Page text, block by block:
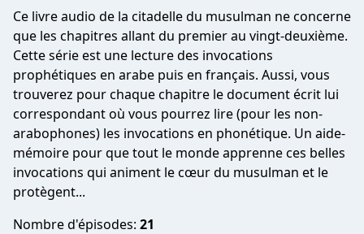
Ce livre audio de la citadelle du musulman ne concerne
que les chapitres allant du premier au vingt-deuxième.
Cette série est une lecture des invocations
prophétiques en arabe puis en français. Aussi, vous
trouverez pour chaque chapitre le document écrit lui
correspondant où vous pourrez lire (pour les non-
arabophones) les invocations en phonétique. Un aide-
mémoire pour que tout le monde apprenne ces belles
invocations qui animent le cœur du musulman et le
protègent...
Nombre d'épisodes: 21